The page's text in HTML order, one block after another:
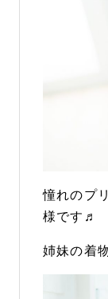
憧れのプ
様です♬
姉妹の着